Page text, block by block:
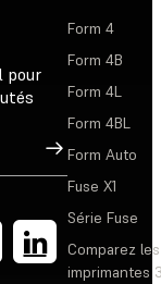
pour
Inscription
Form 4
Form 4B
Form 4L
Form 4BL
Form Auto
Fuse X1
Série Fuse
Comparez les
imprimantes